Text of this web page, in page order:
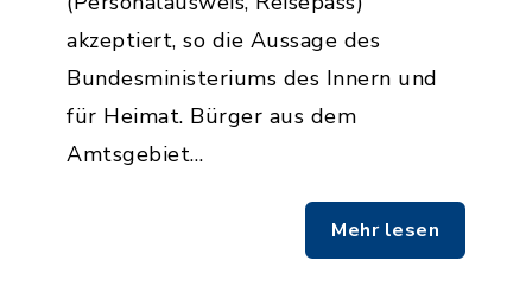
akzeptiert, so die Aussage des
Bundesministeriums des Innern und
für Heimat. Bürger aus dem
Amtsgebiet…
Mehr lesen